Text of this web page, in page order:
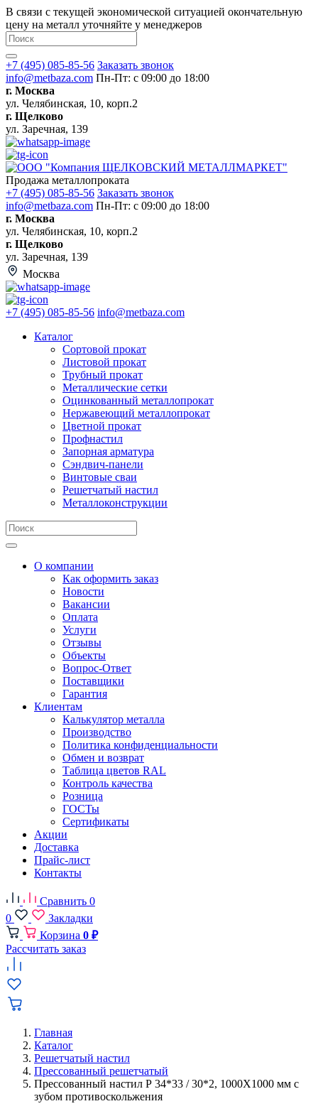
В связи с текущей экономической ситуацией окончательную
цену на металл уточняйте у менеджеров
+7 (495) 085-85-56 Заказать звонок
info@metbaza.com Пн-Пт: с 09:00 до 18:00
г. Москва
ул. Челябинская, 10, корп.2
г. Щелково
ул. Заречная, 139
Продажа металлопроката
+7 (495) 085-85-56 Заказать звонок
info@metbaza.com Пн-Пт: с 09:00 до 18:00
г. Москва
ул. Челябинская, 10, корп.2
г. Щелково
ул. Заречная, 139
Москва
+7 (495) 085-85-56 info@metbaza.com
Каталог
Сортовой прокат
Листовой прокат
Трубный прокат
Металлические сетки
Оцинкованный металлопрокат
Нержавеющий металлопрокат
Цветной прокат
Профнастил
Запорная арматура
Сэндвич-панели
Винтовые сваи
Решетчатый настил
Металлоконструкции
О компании
Как оформить заказ
Новости
Вакансии
Оплата
Услуги
Отзывы
Объекты
Вопрос-Ответ
Поставщики
Гарантия
Клиентам
Калькулятор металла
Производство
Политика конфиденциальности
Обмен и возврат
Таблица цветов RAL
Контроль качества
Розница
ГОСТы
Сертификаты
Акции
Доставка
Прайс-лист
Контакты
Сравнить 0
0
Закладки
Корзина 0 ₽
Рассчитать заказ
Главная
Каталог
Решетчатый настил
Прессованный решетчатый
Прессованный настил Р 34*33 / 30*2, 1000X1000 мм с
зубом противоскольжения